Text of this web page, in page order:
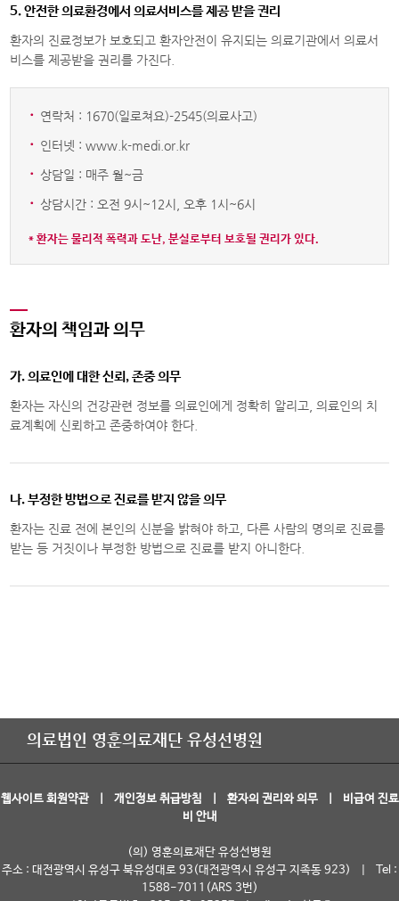
5. 안전한 의료환경에서 의료서비스를 제공 받을 권리
환자의 진료정보가 보호되고 환자안전이 유지되는 의료기관에서 의료서
비스를 제공받을 권리를 가진다.
· 연락처 : 1670(일로쳐요)-2545(의료사고)
· 인터넷 : www.k-medi.or.kr
· 상담일 : 매주 월~금
· 상담시간 : 오전 9시~12시, 오후 1시~6시
* 환자는 물리적 폭력과 도난, 분실로부터 보호될 권리가 있다.
환자의 책임과 의무
가. 의료인에 대한 신뢰, 존중 의무
환자는 자신의 건강관련 정보를 의료인에게 정확히 알리고, 의료인의 치
료계획에 신뢰하고 존중하여야 한다.
나. 부정한 방법으로 진료를 받지 않을 의무
환자는 진료 전에 본인의 신분을 밝혀야 하고, 다른 사람의 명의로 진료를
받는 등 거짓이나 부정한 방법으로 진료를 받지 아니한다.
의료법인 영훈의료재단 유성선병원
웹사이트 회원약관| 개인정보 취급방침 환자의 권리와 의무| 비급여 진료
비 안내
(의) 영훈의료재단 유성선병원
주소 : 대전광역시 유성구 북유성대로 93(대전광역시 유성구 지족동 923) | Tel :
1588-7011(ARS 3번)